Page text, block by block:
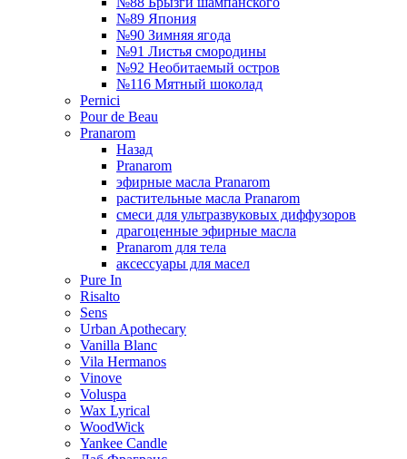
№89 Япония
№90 Зимняя ягода
№91 Листья смородины
№92 Необитаемый остров
№116 Мятный шоколад
Pernici
Pour de Beau
Pranarom
Назад
Pranarom
эфирные масла Pranarom
растительные масла Pranarom
смеси для ультразвуковых диффузоров
драгоценные эфирные масла
Pranarom для тела
аксессуары для масел
Pure In
Risalto
Sens
Urban Apothecary
Vanilla Blanc
Vila Hermanos
Vinove
Voluspa
Wax Lyrical
WoodWick
Yankee Candle